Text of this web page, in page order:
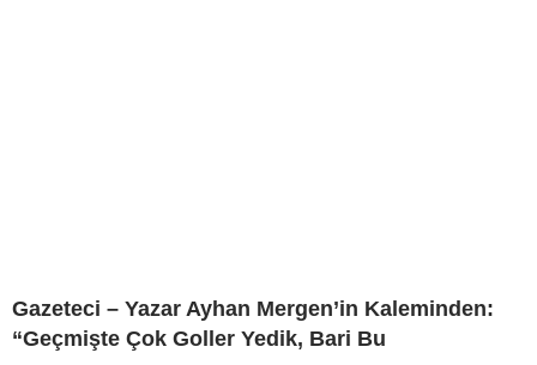
Gazeteci – Yazar Ayhan Mergen’in Kaleminden:
“Geçmişte Çok Goller Yedik, Bari Bu